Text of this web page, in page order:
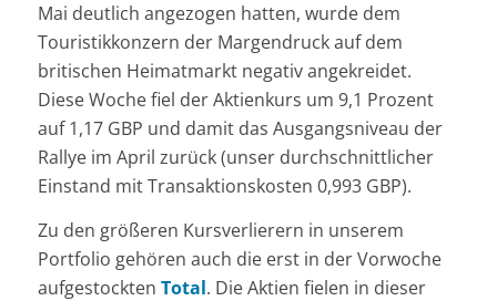
Mai deutlich angezogen hatten, wurde dem
Touristikkonzern der Margendruck auf dem
britischen Heimatmarkt negativ angekreidet.
Diese Woche fiel der Aktienkurs um 9,1 Prozent
auf 1,17 GBP und damit das Ausgangsniveau der
Rallye im April zurück (unser durchschnittlicher
Einstand mit Transaktionskosten 0,993 GBP).
Zu den größeren Kursverlierern in unserem
Portfolio gehören auch die erst in der Vorwoche
aufgestockten Total. Die Aktien fielen in dieser